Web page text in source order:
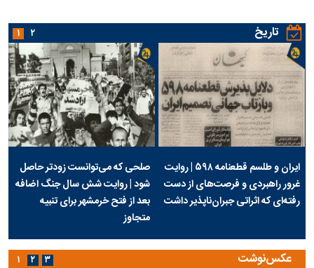
تاریخ
ایران و طلسم قطعنامه ۵۹۸ | روایت
غرور راهبردی و فرصت‌های از دست
رفته‌ای که اثراتی جبران‌ناپذیر داشت
صلحی که می‌توانست زودتر حاصل
شود | روایت شش سال جنگ اضافه
بعد از فتح خرمشهر برای تنبیه
متجاوز
۱ ۲
عکس‌نوشت ۱ ۲ ۳